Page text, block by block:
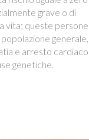
grave o di
vita; queste persone
generale,
e arresto cardiaco
genetiche.